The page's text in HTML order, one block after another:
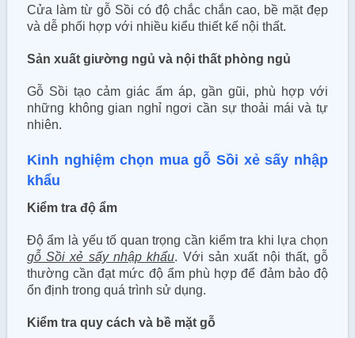
Cửa làm từ gỗ Sồi có độ chắc chắn cao, bề mặt đẹp
và dễ phối hợp với nhiều kiểu thiết kế nội thất.
Sản xuất giường ngủ và nội thất phòng ngủ
Gỗ Sồi tạo cảm giác ấm áp, gần gũi, phù hợp với
những không gian nghỉ ngơi cần sự thoải mái và tự
nhiên.
Kinh nghiệm chọn mua gỗ Sồi xẻ sấy nhập
khẩu
Kiểm tra độ ẩm
Độ ẩm là yếu tố quan trọng cần kiểm tra khi lựa chọn
gỗ Sồi xẻ sấy nhập khẩu. Với sản xuất nội thất, gỗ
thường cần đạt mức độ ẩm phù hợp để đảm bảo độ
ổn định trong quá trình sử dụng.
Kiểm tra quy cách và bề mặt gỗ